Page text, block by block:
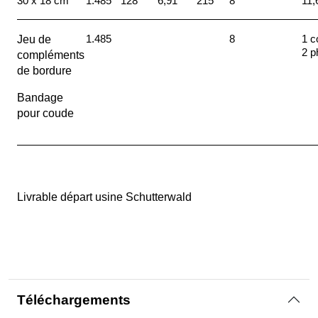
Jeu de
compléments
de bordure
Bandage
pour coude
1.485 8
1
2
Livrable départ usine Schutterwald
Téléchargements